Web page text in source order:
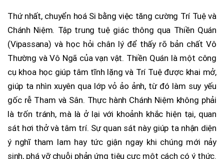
Thứ nhất, chuyển hoá Si bằng việc tăng cường Trí Tuệ và
Chánh Niệm. Tập trung tuệ giác thông qua Thiền Quán
(Vipassana) và học hỏi chân lý để thấy rõ bản chất Vô
Thường và Vô Ngã của vạn vật. Thiền Quán là một công
cụ khoa học giúp tâm tĩnh lặng và Trí Tuệ được khai mở,
giúp ta nhìn xuyên qua lớp vỏ ảo ảnh, từ đó làm suy yếu
gốc rễ Tham và Sân. Thực hành Chánh Niệm không phải
là trốn tránh, mà là ở lại với khoảnh khắc hiện tại, quan
sát hơi thở và tâm trí. Sự quan sát này giúp ta nhận diện
ý nghĩ tham lam hay tức giận ngay khi chúng mới nảy
sinh, phá vỡ chuỗi phản ứng tiêu cực một cách có ý thức.